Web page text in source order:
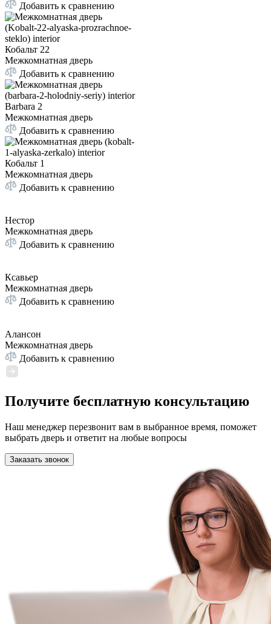
Добавить к сравнению
Кобальт 22
Межкомнатная дверь
Добавить к сравнению
Barbara 2
Межкомнатная дверь
Добавить к сравнению
Кобальт 1
Межкомнатная дверь
Добавить к сравнению
Нестор
Межкомнатная дверь
Добавить к сравнению
Ксавьер
Межкомнатная дверь
Добавить к сравнению
Алансон
Межкомнатная дверь
Добавить к сравнению
Получите бесплатную консультацию
Наш менеджер перезвонит вам в выбранное время, поможет
выбрать дверь и ответит на любые вопросы
Заказать звонок